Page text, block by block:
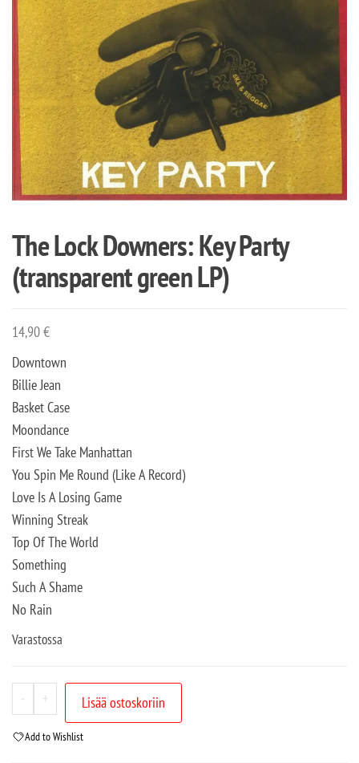
The Lock Downers: Key Party
(transparent green LP)
14,90€
Downtown
Billie Jean
Basket Case
Moondance
First We Take Manhattan
You Spin Me Round (Like A Record)
Love Is A Losing Game
Winning Streak
Top Of The World
Something
Such A Shame
No Rain
Varastossa
- + Lisää ostoskoriin
Add to Wishlist